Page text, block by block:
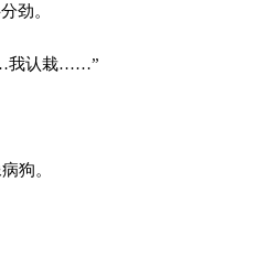
劲。
我认栽……”
狗。